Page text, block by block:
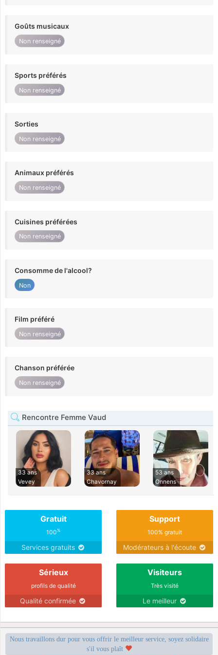
Goûts musicaux
Non renseigné
Sports préférés
Non renseigné
Sorties
Non renseigné
Animaux préférés
Non renseigné
Cuisines préférées
Non renseigné
Consomme de l'alcool?
Non
Film préféré
Non renseigné
Chanson préférée
Non renseigné
Rencontre Femme Vaud
33 ans
Vevey
33 ans
Chavornay
53 ans
Onnens
Gratuit
100%
Services gratuits
Support
100% gratuit
Modérateurs à l'écoute
Sérieux
profils de qualité
Qualité confirmée
Visiteurs
Très visité
Le meilleur
Nous travaillons dur pour vous offrir le meilleur service, soyez solidaire
s'il vous plaît